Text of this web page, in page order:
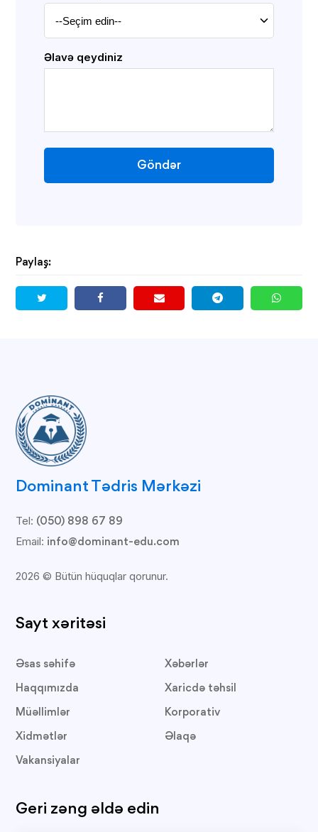
Əlavə qeydiniz
Göndər
Paylaş:
Dominant Tədris Mərkəzi
Tel: (050) 898 67 89
Email: info@dominant-edu.com
2026 © Bütün hüquqlar qorunur.
Sayt xəritəsi
Əsas səhifə
Haqqımızda
Müəllimlər
Xidmətlər
Vakansiyalar
Xəbərlər
Xaricdə təhsil
Korporativ
Əlaqə
Geri zəng əldə edin